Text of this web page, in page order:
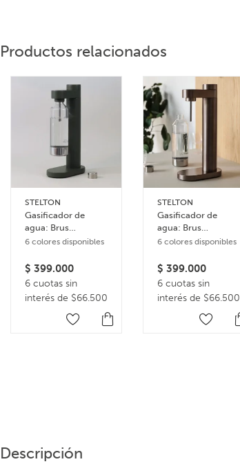
Productos relacionados
STELTON
Gasificador de
agua: Brus
Carbonator – Verde
6 colores disponibles
$ 399.000
6 cuotas sin
interés de $66.500
STELTON
Gasificador de
agua: Brus
Carbonator –
6 colores disponibles
$ 399.000
6 cuotas sin
interés de $66.500
Descripción